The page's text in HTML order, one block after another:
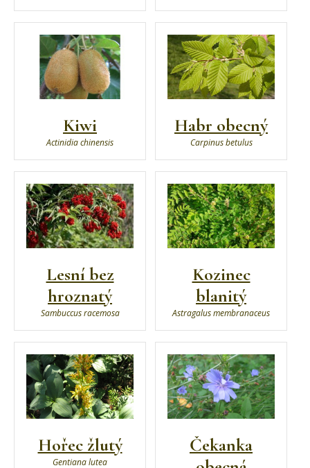
Kiwi
Actinidia chinensis
Habr obecný
Carpinus betulus
Lesní bez
hroznatý
Sambuccus racemosa
Kozinec
blanitý
Astragalus membranaceus
Hořec žlutý
Gentiana lutea
Čekanka